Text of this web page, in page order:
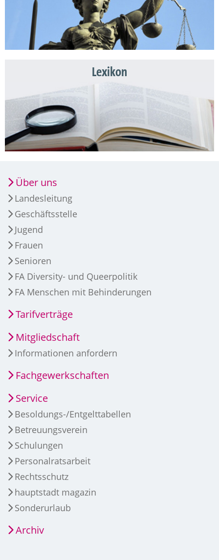
Lexikon
Über uns
Landesleitung
Geschäftsstelle
Jugend
Frauen
Senioren
FA Diversity- und Queerpolitik
FA Menschen mit Behinderungen
Tarifverträge
Mitgliedschaft
Informationen anfordern
Fachgewerkschaften
Service
Besoldungs-/Entgelttabellen
Betreuungsverein
Schulungen
Personalratsarbeit
Rechtsschutz
hauptstadt magazin
Sonderurlaub
Archiv